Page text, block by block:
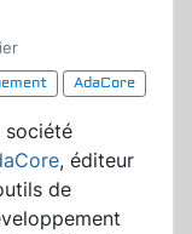
AdaCore
société
, éditeur
de